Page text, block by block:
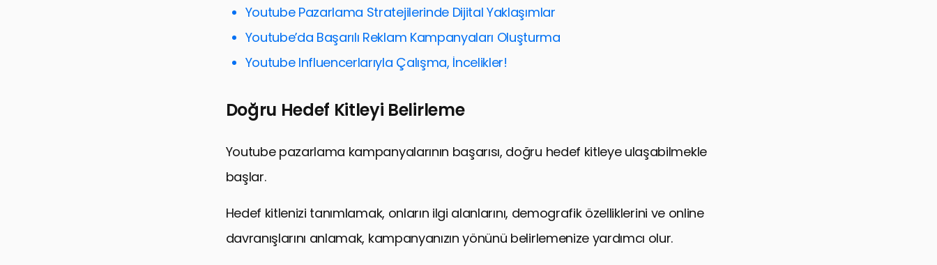
İzleyici Katılımını Artırma Stratejileri
Analitik Takibi ve Performans Değerlendirme
Reklam Bütçesi ve ROI Optimizasyonu
Yaratıcılığı ve Yeniliği Entegre Etme
Sonuç: Youtube’da Başarılı Kampanya Yönetiminin Anahtarları
YouTube’da Etkili Pazarlama Kampanyaları: Sıkça Sorulan Sorular
Youtube Pazarlama Stratejilerinde Dijital Yaklaşımlar
Youtube’da Başarılı Reklam Kampanyaları Oluşturma
Youtube Influencerlarıyla Çalışma, İncelikler!
Doğru Hedef Kitleyi Belirleme
Youtube pazarlama kampanyalarının başarısı, doğru hedef kitleye ulaşabilmekle
başlar.
Hedef kitlenizi tanımlamak, onların ilgi alanlarını, demografik özelliklerini ve online
davranışlarını anlamak, kampanyanızın yönünü belirlemenize yardımcı olur.